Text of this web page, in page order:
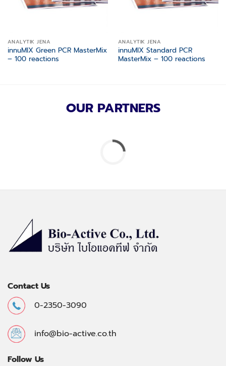
ANALYTIK JENA
innuMIX Green PCR MasterMix
– 100 reactions
ANALYTIK JENA
innuMIX Standard PCR
MasterMix – 100 reactions
OUR PARTNERS
Contact Us
0-2350-3090
info@bio-active.co.th
Follow Us